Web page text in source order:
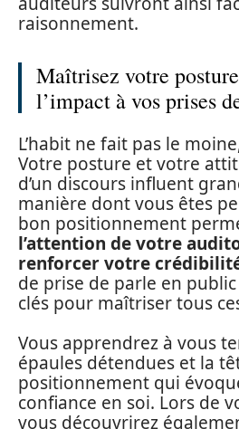
raisonnement.
Maîtrisez votre
l’impact à vos prises
L’habit ne fait pas le
Votre posture et votre
d’un discours influent
manière dont vous êtes
bon positionnement
l’attention de votre
renforcer votre
de prise de parle en
clés pour maîtriser tous
Vous apprendrez à vous
épaules détendues et la
positionnement qui
confiance en soi. Lors de
vous découvrirez